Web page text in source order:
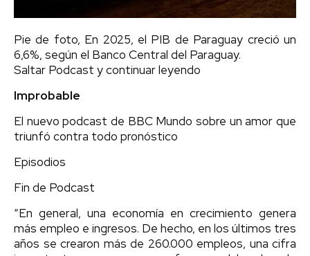
Pie de foto, En 2025, el PIB de Paraguay creció un
6,6%, según el Banco Central del Paraguay.
Saltar Podcast y continuar leyendo
Improbable
El nuevo podcast de BBC Mundo sobre un amor que
triunfó contra todo pronóstico
Episodios
Fin de Podcast
“En general, una economía en crecimiento genera
más empleo e ingresos. De hecho, en los últimos tres
años se crearon más de 260.000 empleos, una cifra